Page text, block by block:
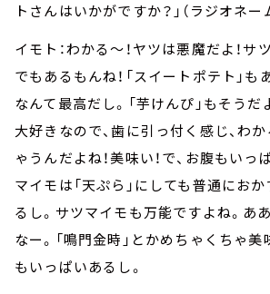
トさんはいかがですか？」（ラジオネー
イモト：わかる～！ヤツは悪魔だよ！サ
でもあるもんね！「スイートポテト」も
なんて最高だし。「芋けんぴ」もそうだ
大好きなので、歯に引っ付く感じ、わ
ゃうんだよね！美味い！で、お腹もいっ
マイモは「天ぷら」にしても普通にお
るし。サツマイモも万能ですよね。あ
なー。「鳴門金時」とかめちゃくちゃ美
もいっぱいあるし。